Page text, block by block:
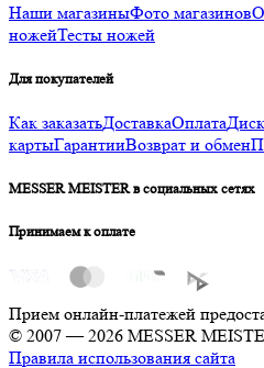
Наши магазиныФото магазинов
ножейТесты ножей
Для покупателей
Как заказатьДоставкаОплата
картыГарантииВозврат и обмен
MESSER MEISTER в социальных сетях
Принимаем к оплате
Прием онлайн-платежей
© 2007 — 2026 MESSER
Правила использования сайта